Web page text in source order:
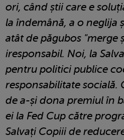
ori, când știi care e
la îndemână, a o neglija
atât de păgubos "merge
iresponsabil. Noi, la
pentru politici publice
responsabilitate socială.
de a-și dona premiul în
ei la Fed Cup către
Salvați Copiii de